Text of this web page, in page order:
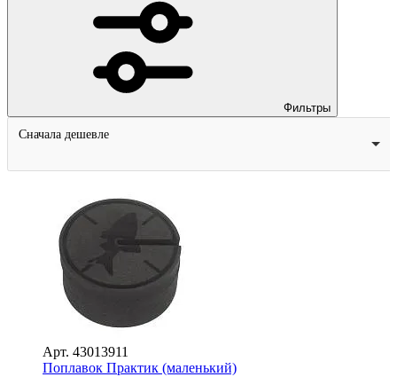
Фильтры
Сначала дешевле
Арт. 43013911
Поплавок Практик (маленький)